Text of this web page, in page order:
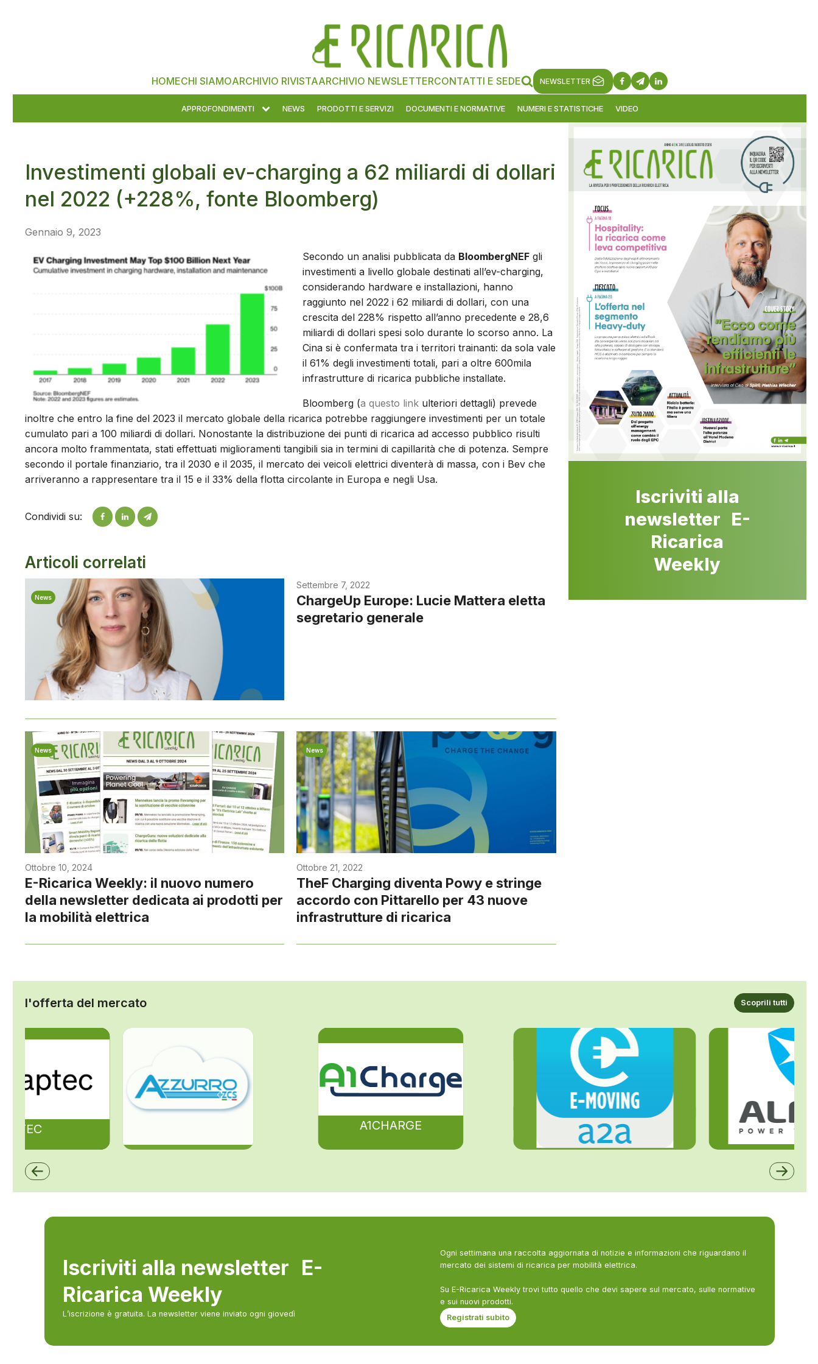
HOMECHI SIAMOARCHIVIO RIVISTAARCHIVIO NEWSLETTERCONTATTI E SEDE NEWSLETTER
APPROFONDIMENTI NEWS PRODOTTI E SERVIZI DOCUMENTI E NORMATIVE NUMERI E STATISTICHE VIDEO
Investimenti globali ev-charging a 62 miliardi di dollari
nel 2022 (+228%, fonte Bloomberg)
Gennaio 9, 2023
Secondo un analisi pubblicata da BloombergNEF gli
investimenti a livello globale destinati all’ev-charging,
considerando hardware e installazioni, hanno
raggiunto nel 2022 i 62 miliardi di dollari, con una
crescita del 228% rispetto all’anno precedente e 28,6
miliardi di dollari spesi solo durante lo scorso anno. La
Cina si è confermata tra i territori trainanti: da sola vale
il 61% degli investimenti totali, pari a oltre 600mila
infrastrutture di ricarica pubbliche installate.
Bloomberg (a questo link ulteriori dettagli) prevede
inoltre che entro la fine del 2023 il mercato globale della ricarica potrebbe raggiungere investimenti per un totale
cumulato pari a 100 miliardi di dollari. Nonostante la distribuzione dei punti di ricarica ad accesso pubblico risulti
ancora molto frammentata, stati effettuati miglioramenti tangibili sia in termini di capillarità che di potenza. Sempre
secondo il portale finanziario, tra il 2030 e il 2035, il mercato dei veicoli elettrici diventerà di massa, con i Bev che
arriveranno a rappresentare tra il 15 e il 33% della flotta circolante in Europa e negli Usa.
Condividi su:
Articoli correlati
News
Settembre 7, 2022
ChargeUp Europe: Lucie Mattera eletta
segretario generale
News
Ottobre 10, 2024
E-Ricarica Weekly: il nuovo numero
della newsletter dedicata ai prodotti per
la mobilità elettrica
News
Ottobre 21, 2022
TheF Charging diventa Powy e stringe
accordo con Pittarello per 43 nuove
infrastrutture di ricarica
Iscriviti alla
newsletter E-
Ricarica
Weekly
l'offerta del mercato Scoprili tutti
A1CHARGE
ZCS Azzurro
Iscriviti alla newsletter E-
Ricarica Weekly
L’iscrizione è gratuita. La newsletter viene inviato ogni giovedì
Ogni settimana una raccolta aggiornata di notizie e informazioni che riguardano il
mercato dei sistemi di ricarica per mobilità elettrica.
Su E-Ricarica Weekly trovi tutto quello che devi sapere sul mercato, sulle normative
e sui nuovi prodotti.
Registrati subito